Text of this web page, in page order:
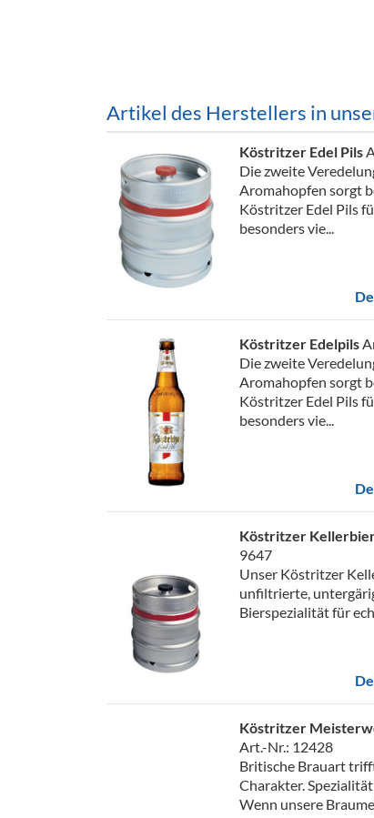
Kühlanhänger
Theken + Zubehör
Artikel des Herstellers in
Köstritzer Edel Pils
Die zweite
Aromahopfen sorgt
Köstritzer Edel Pils
besonders vie...
Köstritzer Edelpils
Die zweite
Aromahopfen sorgt
Köstritzer Edel Pils
besonders vie...
Köstritzer
9647
Unser Köstritzer
unfiltrierte,
Bierspezialität für
Köstritzer
Art.-Nr.: 12428
Britische Brauart
Charakter.
Wenn unsere